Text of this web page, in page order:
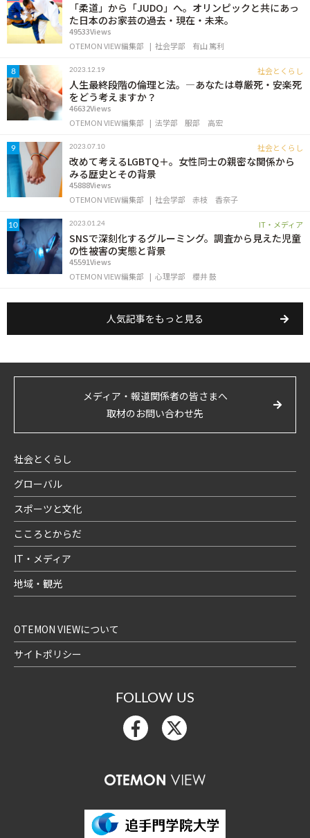
「柔道」から「JUDO」へ。オリンピックと共にあっ
た日本のお家芸の過去・現在・未来。
49533Views
OTEMON VIEW編集部
社会学部 有山 篤利
8 2023.12.19 社会とくらし
人生最終段階の倫理と法。―あなたは尊厳死・安楽死
をどう考えますか？
46632Views
OTEMON VIEW編集部
法学部 服部 高宏
9 2023.07.10 社会とくらし
改めて考えるLGBTQ＋。女性同士の親密な関係から
みる歴史とその背景
45888Views
OTEMON VIEW編集部
社会学部 赤枝 香奈子
10 2023.01.24 IT・メディア
SNSで深刻化するグルーミング。調査から見えた児童
の性被害の実態と背景
45591Views
OTEMON VIEW編集部
心理学部 櫻井 鼓
人気記事をもっと見る
メディア・報道関係者の皆さまへ
取材のお問い合わせ先
社会とくらし
グローバル
スポーツと文化
こころとからだ
IT・メディア
地域・観光
OTEMON VIEWについて
サイトポリシー
FOLLOW US